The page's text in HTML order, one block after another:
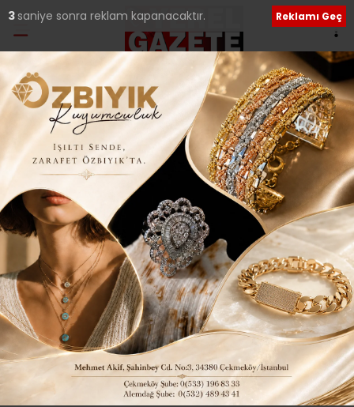
Ana Sayfa›İLÇELERDEN HABERLER
ÇEKMEKÖY KUDÜS İÇİN
TAŞDELEN’DE BULUŞTU..
Giriş: 08-12-2017 19:00
216 İLÇELERDEN HABERLER Yerel Haberler
ABONE OL
2 saniye sonra reklam kapanacaktır. Reklamı Geç